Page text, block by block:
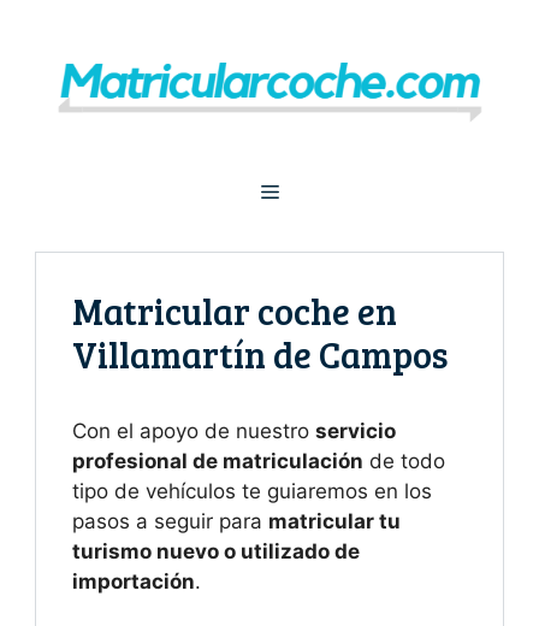
contenido
Menú
Matricular coche en
Villamartín de Campos
Con el apoyo de nuestro servicio
profesional de matriculación de todo
tipo de vehículos te guiaremos en los
pasos a seguir para matricular tu
turismo nuevo o utilizado de
importación.